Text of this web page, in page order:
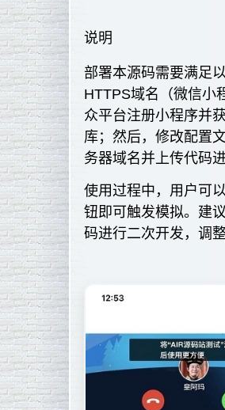
说明
部署本源码需要满足
HTTPS域名（微信小
众平台注册小程序并
库；然后，修改配置
务器域名并上传代码
使用过程中，用户可
钮即可触发模拟。建
码进行二次开发，调